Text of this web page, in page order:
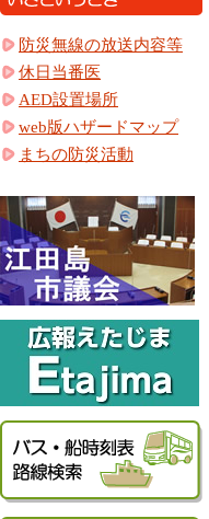
防災無線の放送内容等
休日当番医
AED設置場所
web版ハザードマップ
まちの防災活動